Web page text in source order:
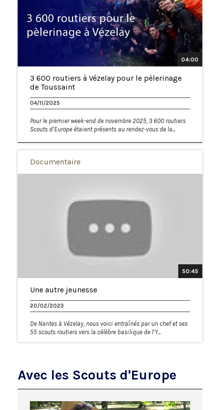
04:00
3 600 routiers à Vézelay pour le pèlerinage
de Toussaint
04/11/2025
Pour le premier week-end de novembre 2025, 3 600 routiers
Scouts d’Europe étaient présents au rendez-vous de la...
Documentaire
50:45
Une autre jeunesse
20/02/2023
De Nantes à Vézelay, nous voici entraînés par un chef et ses
55 scouts routiers vers la célèbre basilique de l’Y...
Avec les Scouts d'Europe